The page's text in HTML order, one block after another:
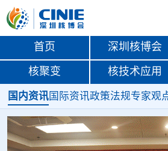
首页 深圳核博会
核聚变 核技术应用
国内资讯国际资讯政策法规专家观